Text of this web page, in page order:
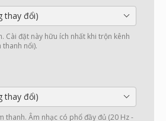
thay đổi)
Cài đặt này hữu ích nhất khi trộn kênh
thanh nổi).
thay đổi)
thanh. Âm nhạc có phổ đầy đủ (20 Hz -